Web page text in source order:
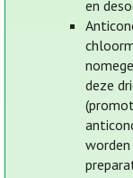
en
deze
worden